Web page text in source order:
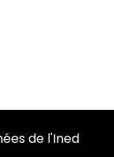
de l'Ined